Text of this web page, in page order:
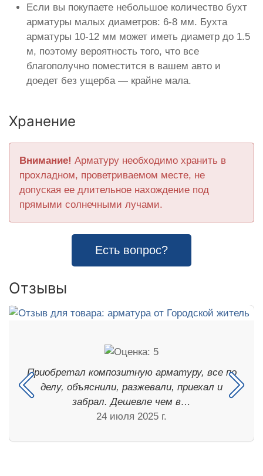
Если вы покупаете небольшое количество бухт
арматуры малых диаметров: 6-8 мм. Бухта
арматуры 10-12 мм может иметь диаметр до 1.5
м, поэтому вероятность того, что все
благополучно поместится в вашем авто и
доедет без ущерба — крайне мала.
Хранение
Внимание! Арматуру необходимо хранить в
прохладном, проветриваемом месте, не
допуская ее длительное нахождение под
прямыми солнечными лучами.
Есть вопрос?
Отзывы
Приобретал композитную арматуру, все по
делу, объяснили, разжевали, приехал и
забрал. Дешевле чем в…
24 июля 2025 г.